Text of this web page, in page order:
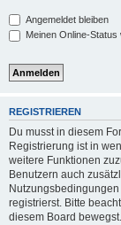
Angemeldet bleiben
Meinen Online-
REGISTRIEREN
Du musst in diesem
Registrierung ist in
weitere Funktionen
Benutzern auch
registrierst. Bitte
diesem Board bewegst.